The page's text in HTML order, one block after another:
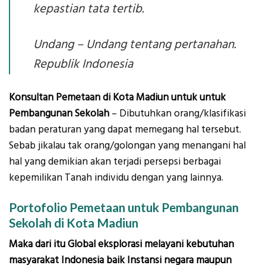
kepastian tata tertib.
Undang – Undang tentang pertanahan.
Republik Indonesia
Konsultan Pemetaan di Kota Madiun untuk untuk
Pembangunan Sekolah – Dibutuhkan orang/klasifikasi
badan peraturan yang dapat memegang hal tersebut.
Sebab jikalau tak orang/golongan yang menangani hal
hal yang demikian akan terjadi persepsi berbagai
kepemilikan Tanah individu dengan yang lainnya.
Portofolio Pemetaan untuk Pembangunan
Sekolah di Kota Madiun
Maka dari itu Global eksplorasi melayani kebutuhan
masyarakat Indonesia baik Instansi negara maupun